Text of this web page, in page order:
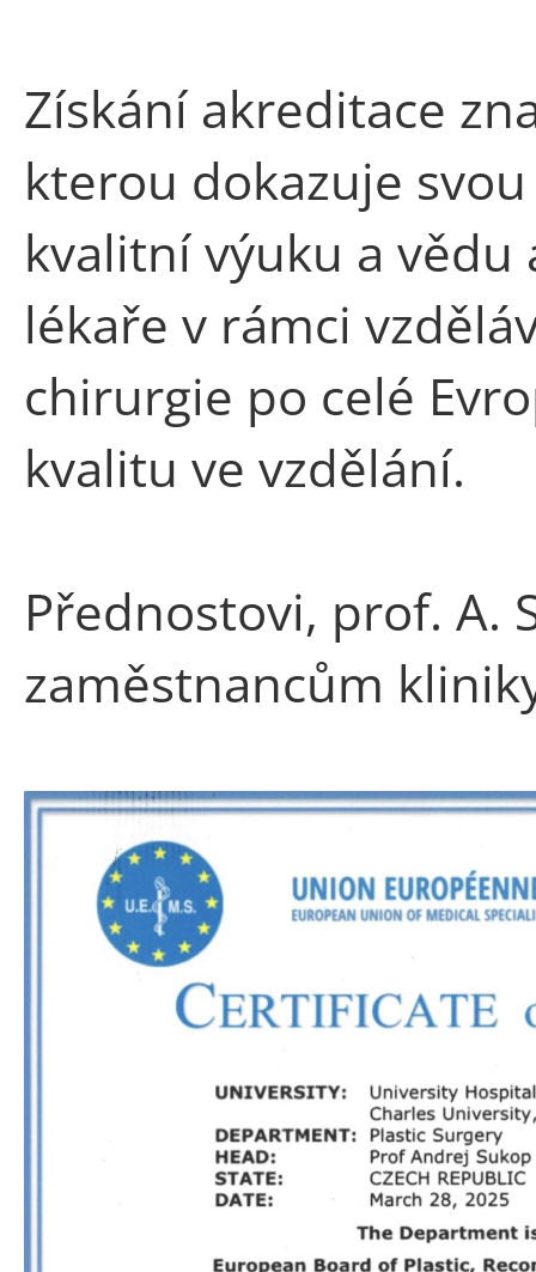
Získání akreditace
kterou dokazuje
kvalitní výuku a
lékaře v rámci
chirurgie po celé
kvalitu ve vzdělání.
Přednostovi, prof. A.
zaměstnancům